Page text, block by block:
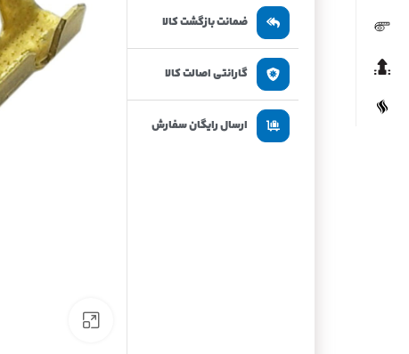
ضمانت بازگشت کالا
گارانتی اصالت کالا
ارسال رایگان سفارش